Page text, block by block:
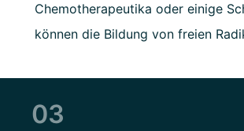
Chemotherapeutika oder einige
können die Bildung von freien
03